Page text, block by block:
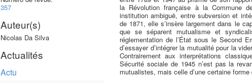
357
Auteur(s)
Nicolas Da Silva
Actualités
Actu
la Révolution française à la Commune
institution ambiguë, entre subversion et
de 1871, elle s’insère largement dans le
que se séparent mutualisme et
réglementation de l’État sous le Second
d’essayer d’intégrer la mutualité pour la
Contrairement aux interprétations
Sécurité sociale de 1945 n’est pas la
mutualistes, mais celle d’une certaine